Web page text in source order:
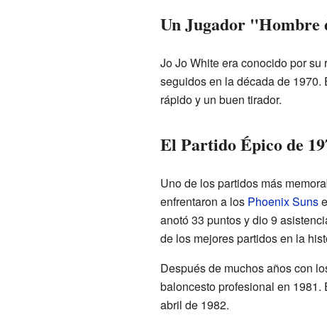
Un Jugador
Jo Jo White era conocido por
seguidos en la década de 1970.
rápido y un buen tirador.
El Partido Épico de
Uno de los partidos más
enfrentaron a los Phoenix Suns
anotó 33 puntos y dio 9
de los mejores partidos en la
Después de muchos años con
baloncesto profesional en 1981.
abril de 1982.